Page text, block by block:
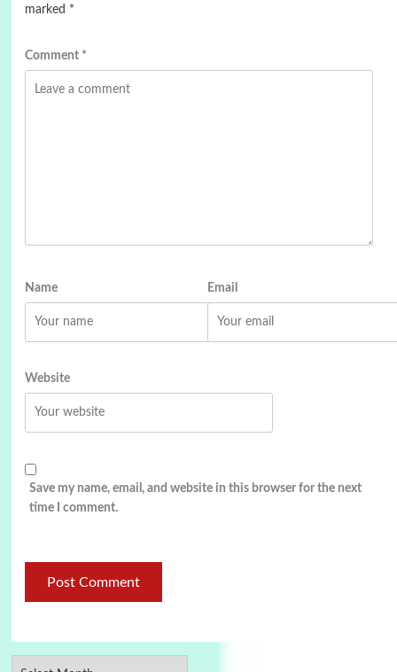
marked *
Comment *
Name Email
Website
Save my name, email, and website in this browser for the next
time I comment.